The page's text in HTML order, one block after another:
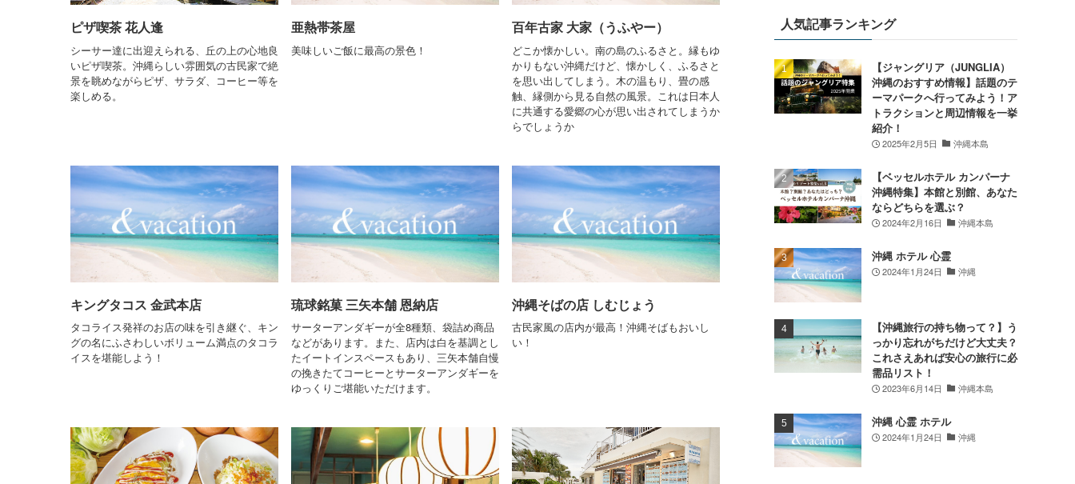
ピザ喫茶 花人逢
シーサー達に出迎えられる、丘の上の心地良
いピザ喫茶。沖縄らしい雰囲気の古民家で絶
景を眺めながらピザ、サラダ、コーヒー等を
楽しめる。
亜熱帯茶屋
美味しいご飯に最高の景色！
百年古家 大家（うふやー）
どこか懐かしい。南の島のふるさと。縁もゆ
かりもない沖縄だけど、懐かしく、ふるさと
を思い出してしまう。木の温もり、畳の感
触、縁側から見る自然の風景。これは日本人
に共通する愛郷の心が思い出されてしまうか
らでしょうか
キングタコス 金武本店
タコライス発祥のお店の味を引き継ぐ、キン
グの名にふさわしいボリューム満点のタコラ
イスを堪能しよう！
琉球銘菓 三矢本舗 恩納店
サーターアンダギーが全8種類、袋詰め商品
などがあります。また、店内は白を基調とし
たイートインスペースもあり、三矢本舗自慢
の挽きたてコーヒーとサーターアンダギーを
ゆっくりご堪能いただけます。
沖縄そばの店 しむじょう
古民家風の店内が最高！沖縄そばもおいし
い！
人気記事ランキング
【ジャングリア（JUNGLIA）
沖縄のおすすめ情報】話題のテ
ーマパークへ行ってみよう！ア
トラクションと周辺情報を一挙
紹介！
2025年2月5日 沖縄本島
【ベッセルホテル カンパーナ
沖縄特集】本館と別館、あなた
ならどちらを選ぶ？
2024年2月16日 沖縄本島
沖縄 ホテル 心霊
2024年1月24日 沖縄
【沖縄旅行の持ち物って？】う
っかり忘れがちだけど大丈夫？
これさえあれば安心の旅行に必
需品リスト！
2023年6月14日 沖縄本島
沖縄 心霊 ホテル
2024年1月24日 沖縄